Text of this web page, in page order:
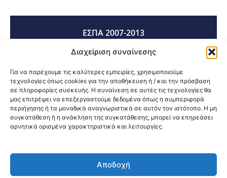
Διαχείριση συναίνεσης
Για να παρέχουμε τις καλύτερες εμπειρίες, χρησιμοποιούμε
τεχνολογίες όπως cookies για την αποθήκευση ή / και την πρόσβαση
σε πληροφορίες συσκευής. Η συναίνεση σε αυτές τις τεχνολογίες θα
μας επιτρέψει να επεξεργαστούμε δεδομένα όπως η συμπεριφορά
περιήγησης ή τα μοναδικά αναγνωριστικά σε αυτόν τον ιστότοπο. Η μη
συγκατάθεση ή η ανάκληση της συγκατάθεσης, μπορεί να επηρεάσει
αρνητικά ορισμένα χαρακτηριστικά και λειτουργίες.
Αποδοχή
ΕΣΠΑ 2007-2013
ΕΣΠΑ 2014-2020
ΕΣΠΑ 2021-2027
@2026 3ype.gr All rights reserved